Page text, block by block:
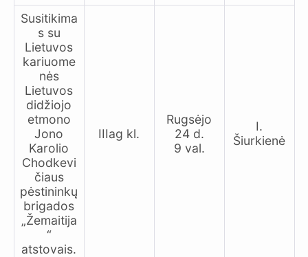
Susitikima
s su
Lietuvos
kariuome
nės
Lietuvos
didžiojo
etmono
Jono
Karolio
Chodkevi
čiaus
pėstininkų
brigados
„Žemaitija
“
atstovais.
IIIag kl.
Rugsėjo
24 d.
9 val.
I.
Šiurkienė